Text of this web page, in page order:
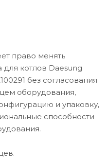
право менять
для котлов Daesung
без согласования
оборудования,
и упаковку,
способности